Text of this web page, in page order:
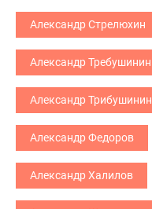
Александр Стрелюхин
Александр Требушинин
Александр Трибушинин
Александр Федоров
Александр Халилов